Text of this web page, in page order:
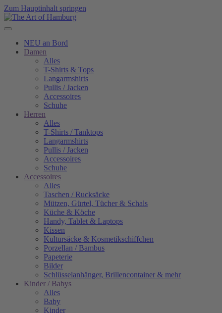
Zum Hauptinhalt springen
NEU an Bord
Damen
Alles
T-Shirts & Tops
Langarmshirts
Pullis / Jacken
Accessoires
Schuhe
Herren
Alles
T-Shirts / Tanktops
Langarmshirts
Pullis / Jacken
Accessoires
Schuhe
Accessoires
Alles
Taschen / Rucksäcke
Mützen, Gürtel, Tücher & Schals
Küche & Köche
Handy, Tablet & Laptops
Kissen
Kultursäcke & Kosmetikschiffchen
Porzellan / Bambus
Papeterie
Bilder
Schlüsselanhänger, Brillencontainer & mehr
Kinder / Babys
Alles
Baby
Kinder